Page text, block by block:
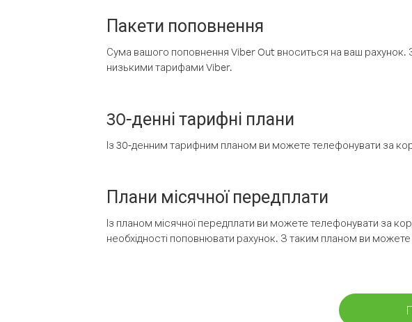
Пакети поповнення
Сума вашого поповнення Viber Out вноситься на ваш рахунок.
низькими тарифами Viber.
30-денні тарифні плани
Із 30-денним тарифним планом ви можете телефонувати за
Плани місячної передплати
Із планом місячної передплати ви можете телефонувати за
необхідності поповнювати рахунок. З таким планом ви